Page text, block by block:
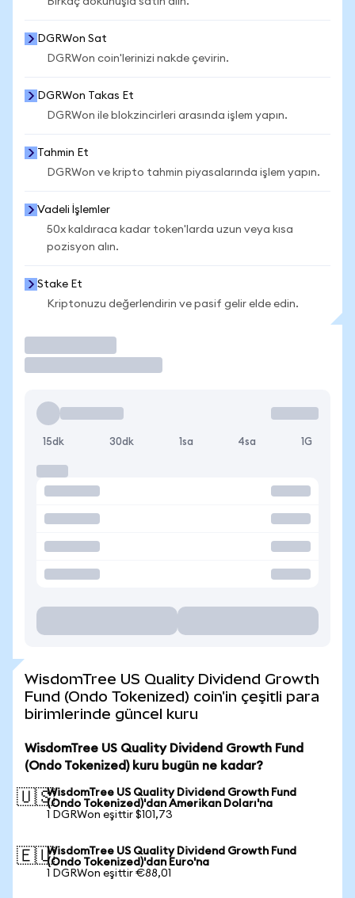
DGRWon Sat
DGRWon coin'lerinizi nakde çevirin.
DGRWon Takas Et
DGRWon ile blokzincirleri arasında işlem yapın.
Tahmin Et
DGRWon ve kripto tahmin piyasalarında işlem yapın.
Vadeli İşlemler
50x kaldıraca kadar token'larda uzun veya kısa
pozisyon alın.
Stake Et
Kriptonuzu değerlendirin ve pasif gelir elde edin.
15dk 30dk 1sa 4sa 1G
WisdomTree US Quality Dividend Growth
Fund (Ondo Tokenized) coin'in çeşitli para
birimlerinde güncel kuru
WisdomTree US Quality Dividend Growth Fund
(Ondo Tokenized) kuru bugün ne kadar?
🇺🇸WisdomTree US Quality Dividend Growth Fund
(Ondo Tokenized)'dan Amerikan Doları'na
1 DGRWon eşittir $101,73
🇪🇺WisdomTree US Quality Dividend Growth Fund
(Ondo Tokenized)'dan Euro'na
1 DGRWon eşittir €88,01